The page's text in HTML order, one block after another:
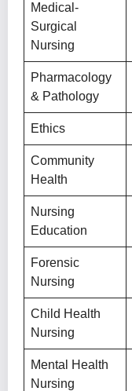
Medical-
Surgical
Nursing
Pharmacology
& Pathology
Ethics
Community
Health
Nursing
Education
Forensic
Nursing
Child Health
Nursing
Mental Health
Nursing